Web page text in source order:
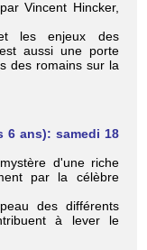
Vincent Hincker,
les enjeux des
aussi une porte
des romains sur la
6 ans): samedi 18
d'une riche
par la célèbre
des différents
à lever le